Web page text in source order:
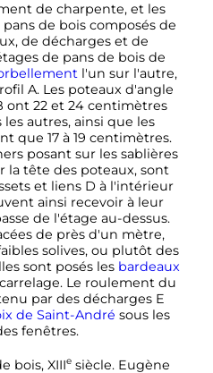
de charpente, et les
de bois composés de
de décharges et de
de pans de bois de
l'un sur l'autre,
A. Les poteaux d'angle
ont 22 et 24 centimètres
autres, ainsi que les
que 17 à 19 centimètres.
posant sur les sablières
la tête des poteaux, sont
et liens D à l'intérieur
ainsi recevoir à leur
de l'étage au-dessus.
de près d'un mètre,
solives, ou plutôt des
sont posés les bardeaux
Le roulement du
par des décharges E
de Saint-André sous les
fenêtres.
bois, XIIIesiècle. Eugène